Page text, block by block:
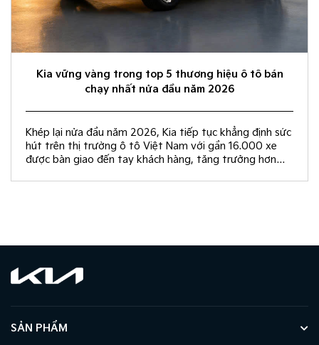
Kia vững vàng trong top 5 thương hiệu ô tô bán
chạy nhất nửa đầu năm 2026
Khép lại nửa đầu năm 2026, Kia tiếp tục khẳng định sức
hút trên thị trường ô tô Việt Nam với gần 16.000 xe
được bàn giao đến tay khách hàng, tăng trưởng hơn
SẢN PHẨM